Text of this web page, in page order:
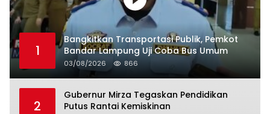
1
Bangkitkan Transportasi Publik, Pemkot
Bandar Lampung Uji Coba Bus Umum
03/08/2026 866
2
Gubernur Mirza Tegaskan Pendidikan
Putus Rantai Kemiskinan